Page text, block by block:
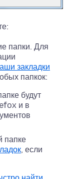
папки. Для
закладки
папкок:
будут
и в
папке
, если